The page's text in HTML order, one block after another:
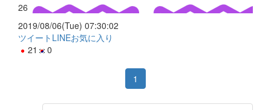
26
2019/08/06(Tue) 07:30:02
ツイート LINEお気に入り
21
0
1